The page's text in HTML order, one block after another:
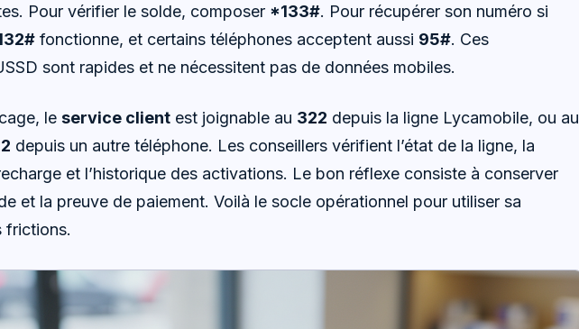
Pour vérifier le solde, composer *133#. Pour récupérer son numéro si
fonctionne, et certains téléphones acceptent aussi 95#. Ces
sont rapides et ne nécessitent pas de données mobiles.
le service client est joignable au 322 depuis la ligne Lycamobile, ou au
depuis un autre téléphone. Les conseillers vérifient l’état de la ligne, la
et l’historique des activations. Le bon réflexe consiste à conserver
et la preuve de paiement. Voilà le socle opérationnel pour utiliser sa
frictions.